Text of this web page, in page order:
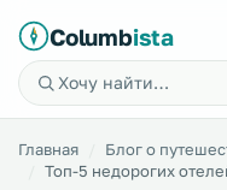
Columbista
Главная
Блог о
Топ-5 недорогих